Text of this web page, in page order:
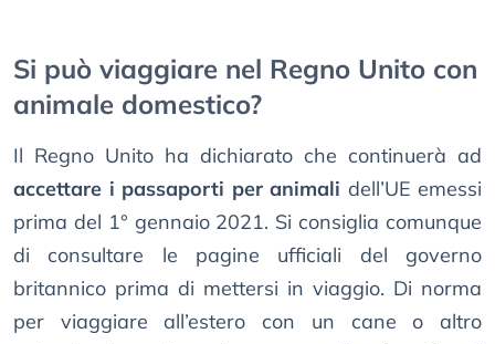
Si può viaggiare nel Regno Unito con
animale domestico?
Il Regno Unito ha dichiarato che continuerà ad
accettare i passaporti per animali dell’UE emessi
prima del 1° gennaio 2021. Si consiglia comunque
di consultare le pagine ufficiali del governo
britannico prima di mettersi in viaggio. Di norma
per viaggiare all’estero con un cane o altro